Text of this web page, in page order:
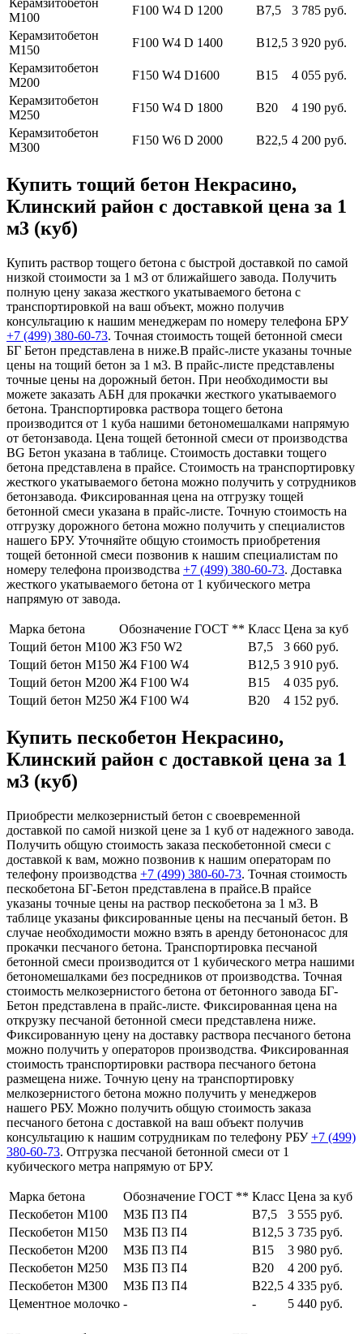
Керамзитобетон
М100
F100 W4 D 1200 В7,5
3 785 руб.
Керамзитобетон
М150
F100 W4 D 1400 В12,5 3 920 руб.
Керамзитобетон
М200
F150 W4 D1600 В15
4 055 руб.
Керамзитобетон
М250
F150 W4 D 1800 В20
4 190 руб.
Керамзитобетон
М300
F150 W6 D 2000 В22,5 4 200 руб.
Купить тощий бетон Некрасино,
Клинский район с доставкой цена за 1
м3 (куб)
Купить раствор тощего бетона с быстрой доставкой по самой
низкой стоимости за 1 м3 от ближайшего завода. Получить
полную цену заказа жесткого укатываемого бетона с
транспортировкой на ваш объект, можно получив
консультацию к нашим менеджерам по номеру телефона БРУ
+7 (499) 380-60-73. Точная стоимость тощей бетонной смеси
БГ Бетон представлена в ниже.В прайс-листе указаны точные
цены на тощий бетон за 1 м3. В прайс-листе представлены
точные цены на дорожный бетон. При необходимости вы
можете заказать АБН для прокачки жесткого укатываемого
бетона. Транспортировка раствора тощего бетона
производится от 1 куба нашими бетономешалками напрямую
от бетонзавода. Цена тощей бетонной смеси от производства
BG Бетон указана в таблице. Стоимость доставки тощего
бетона представлена в прайсе. Стоимость на транспортировку
жесткого укатываемого бетона можно получить у сотрудников
бетонзавода. Фиксированная цена на отгрузку тощей
бетонной смеси указана в прайс-листе. Точную стоимость на
отгрузку дорожного бетона можно получить у специалистов
нашего БРУ. Уточняйте общую стоимость приобретения
тощей бетонной смеси позвонив к нашим специалистам по
номеру телефона производства +7 (499) 380-60-73. Доставка
жесткого укатываемого бетона от 1 кубического метра
напрямую от завода.
Марка бетона Обозначение ГОСТ ** Класс Цена за куб
Тощий бетон М100 Ж3 F50 W2 В7,5
3 660 руб.
Тощий бетон М150 Ж4 F100 W4 В12,5 3 910 руб.
Тощий бетон М200 Ж4 F100 W4 В15
4 035 руб.
Тощий бетон М250 Ж4 F100 W4 В20 4 152 руб.
Купить пескобетон Некрасино,
Клинский район с доставкой цена за 1
м3 (куб)
Приобрести мелкозернистый бетон с своевременной
доставкой по самой низкой цене за 1 куб от надежного завода.
Получить общую стоимость заказа пескобетонной смеси с
доставкой к вам, можно позвонив к нашим операторам по
телефону производства +7 (499) 380-60-73. Точная стоимость
пескобетона БГ-Бетон представлена в прайсе.В прайсе
указаны точные цены на раствор пескобетона за 1 м3. В
таблице указаны фиксированные цены на песчаный бетон. В
случае необходимости можно взять в аренду бетононасос для
прокачки песчаного бетона. Транспортировка песчаной
бетонной смеси производится от 1 кубического метра нашими
бетономешалками без посредников от производства. Точная
стоимость мелкозернистого бетона от бетонного завода БГ-
Бетон представлена в прайс-листе. Фиксированная цена на
открузку песчаной бетонной смеси представлена ниже.
Фиксированную цену на доставку раствора песчаного бетона
можно получить у операторов производства. Фиксированная
стоимость транспортировки раствора песчаного бетона
размещена ниже. Точную цену на транспортировку
мелкозернистого бетона можно получить у менеджеров
нашего РБУ. Можно получить общую стоимость заказа
песчаного бетона с доставкой на ваш объект получив
консультацию к нашим сотрудникам по телефону РБУ+7 (499)
380-60-73. Отгрузка песчаной бетонной смеси от 1
кубического метра напрямую от БРУ.
Марка бетона Обозначение ГОСТ ** Класс Цена за куб
Пескобетон М100
МЗБ П3 П4 В7,5
3 555 руб.
Пескобетон М150
МЗБ П3 П4 В12,5 3 735 руб.
Пескобетон М200
МЗБ П3 П4 В15
3 980 руб.
Пескобетон М250
МЗБ П3 П4 В20
4 200 руб.
Пескобетон М300
МЗБ П3 П4 В22,5 4 335 руб.
Цементное молочко - - 5 440 руб.